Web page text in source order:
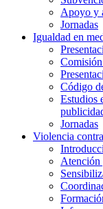
Apoyo y
Jornadas
Igualdad en
Código
Estudios
Jornadas
Violencia
Atención